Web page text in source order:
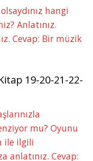
hangi
Anlatınız.
Cevap: Bir müzik
19-20-21-22-
mu? Oyunu
ile ilgili
anlatınız. Cevap: